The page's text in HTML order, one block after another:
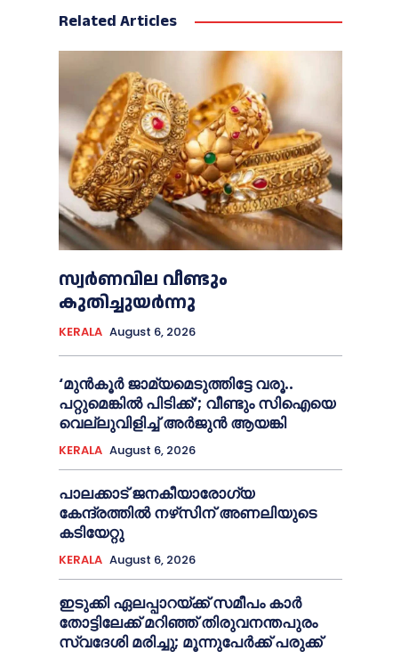
Related Articles
സ്വർണവില വീണ്ടും
കുതിച്ചുയർന്നു
KERALA August 6, 2026
‘മുൻ‌കൂര്‍ ജാമ്യമെടുത്തിട്ടേ വരൂ..
പറ്റുമെങ്കില്‍ പിടിക്ക്’; വീണ്ടും സിഐയെ
വെല്ലുവിളിച്ച്‌ അര്‍ജുന്‍ ആയങ്കി
KERALA August 6, 2026
പാലക്കാട് ജനകീയാരോഗ്യ
കേന്ദ്രത്തില്‍ നഴ്‌സിന് അണലിയുടെ
കടിയേറ്റു
KERALA August 6, 2026
ഇടുക്കി ഏലപ്പാറയ്ക്ക് സമീപം കാര്‍
തോട്ടിലേക്ക് മറിഞ്ഞ് തിരുവനന്തപുരം
സ്വദേശി മരിച്ചു; മൂന്നുപേര്‍ക്ക് പരുക്ക്